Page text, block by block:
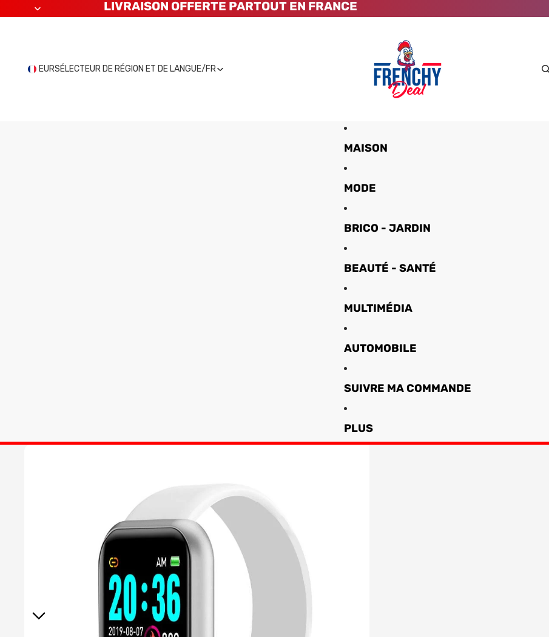
LIVRAISON OFFERTE PARTOUT EN FRANCE
EURSÉLECTEUR DE RÉGION ET DE LANGUE/FR
MAISON
MODE
BRICO - JARDIN
BEAUTÉ - SANTÉ
MULTIMÉDIA
AUTOMOBILE
SUIVRE MA COMMANDE
PLUS